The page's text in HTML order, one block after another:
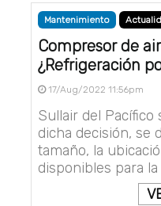
Mantenimiento
Compresor de
¿Refrigeración
17/Aug/2022 11:56pm
Sullair del Pacífico
dicha decisión, se
tamaño, la
disponibles para la